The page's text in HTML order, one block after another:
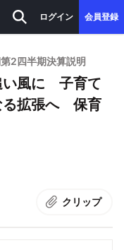
ログイン 会員登録
2四半期決算説明
い風に 子育て
る拡張へ 保育
クリップ